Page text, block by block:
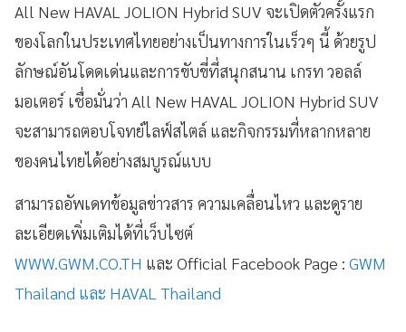
All New HAVAL JOLION Hybrid SUV จะเปิดตัวครั้งแรก
ของโลกในประเทศไทยอย่างเป็นทางการในเร็วๆ นี้ ด้วยรูป
ลักษณ์อันโดดเด่นและการขับขี่ที่สนุกสนาน เกรท วอลล์
มอเตอร์ เชื่อมั่นว่า All New HAVAL JOLION Hybrid SUV
จะสามารถตอบโจทย์ไลฟ์สไตล์ และกิจกรรมที่หลากหลาย
ของคนไทยได้อย่างสมบูรณ์แบบ
สามารถอัพเดทข้อมูลข่าวสาร ความเคลื่อนไหว และดูราย
ละเอียดเพิ่มเติมได้ที่เว็บไซต์
WWW.GWM.CO.TH และ Official Facebook Page : GWM
Thailand และ HAVAL Thailand